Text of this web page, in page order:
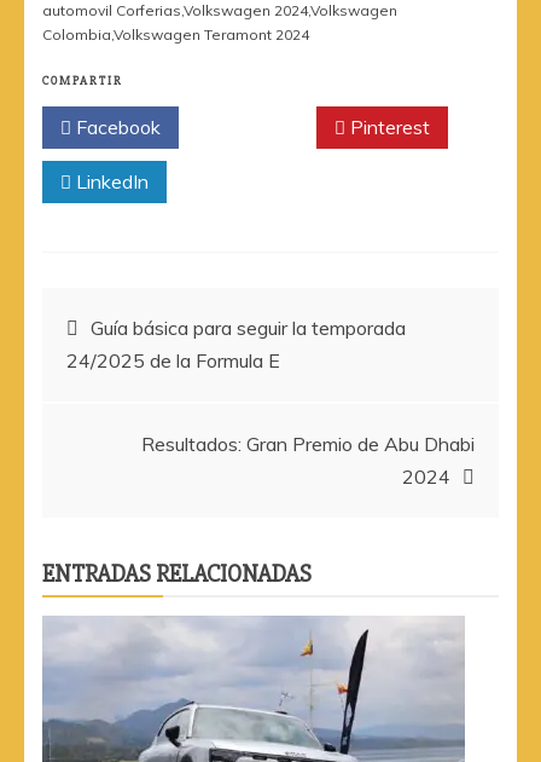
automovil Corferias,Volkswagen 2024,Volkswagen
Colombia,Volkswagen Teramont 2024
COMPARTIR
Facebook Pinterest
LinkedIn
Navegación
entradas
Guía básica para seguir la temporada
24/2025 de la Formula E
Resultados: Gran Premio de Abu Dhabi
2024
ENTRADAS RELACIONADAS